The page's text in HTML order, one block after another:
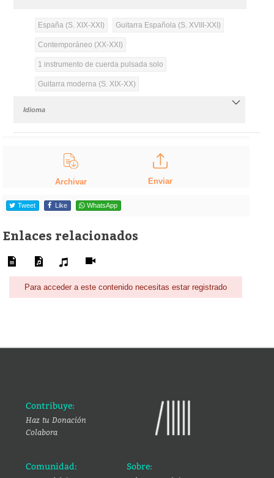
España (S. XIX-XXI) Guitarra Española (S. XVIII-XXI)
Contemporáneo (XX-XXI)
1 instrumento de cuerda pulsada solo
Guitarra moderna (S. XIX-XX)
Idioma
Archivar Enviar
Tweet Like WhatsApp
Enlaces relacionados
Para acceder a este contenido necesitas estar registrado
Contribuye:
Haz tu Donación
Colabora
Comunidad: Sobre: